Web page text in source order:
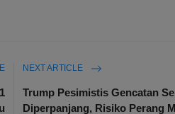
NEXT ARTICLE
Trump Pesimistis Gencatan
Diperpanjang, Risiko Perang